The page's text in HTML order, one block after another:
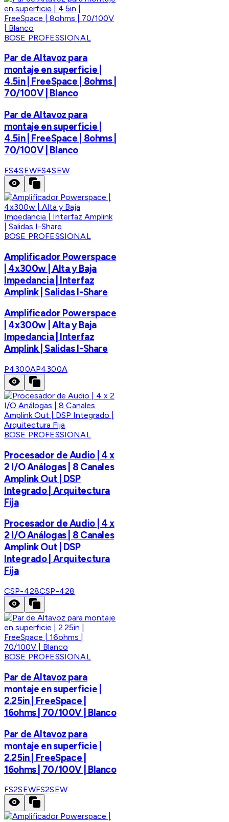
BOSE PROFESSIONAL
Par de Altavoz para
montaje en superficie |
4.5in | FreeSpace | 8ohms |
70/100V | Blanco
Par de Altavoz para
montaje en superficie |
4.5in | FreeSpace | 8ohms |
70/100V | Blanco
FS4SEWFS4SEW
BOSE PROFESSIONAL
Amplificador Powerspace
| 4x300w | Alta y Baja
Impedancia | Interfaz
Amplink | Salidas I-Share
Amplificador Powerspace
| 4x300w | Alta y Baja
Impedancia | Interfaz
Amplink | Salidas I-Share
P4300AP4300A
BOSE PROFESSIONAL
Procesador de Audio | 4 x
2 I/O Análogas | 8 Canales
Amplink Out | DSP
Integrado | Arquitectura
Fija
Procesador de Audio | 4 x
2 I/O Análogas | 8 Canales
Amplink Out | DSP
Integrado | Arquitectura
Fija
CSP-428CSP-428
BOSE PROFESSIONAL
Par de Altavoz para
montaje en superficie |
2.25in | FreeSpace |
16ohms | 70/100V | Blanco
Par de Altavoz para
montaje en superficie |
2.25in | FreeSpace |
16ohms | 70/100V | Blanco
FS2SEWFS2SEW